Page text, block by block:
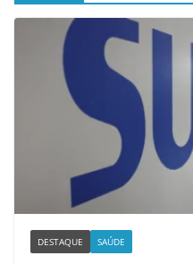
DESTAQUE SAÚDE